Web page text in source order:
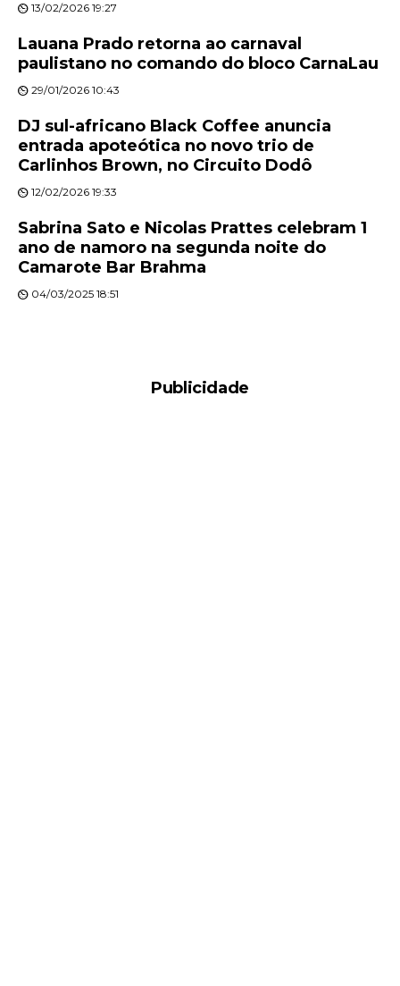
13/02/2026 19:27
Lauana Prado retorna ao carnaval
paulistano no comando do bloco CarnaLau
29/01/2026 10:43
DJ sul-africano Black Coffee anuncia
entrada apoteótica no novo trio de
Carlinhos Brown, no Circuito Dodô
12/02/2026 19:33
Sabrina Sato e Nicolas Prattes celebram 1
ano de namoro na segunda noite do
Camarote Bar Brahma
04/03/2025 18:51
Publicidade